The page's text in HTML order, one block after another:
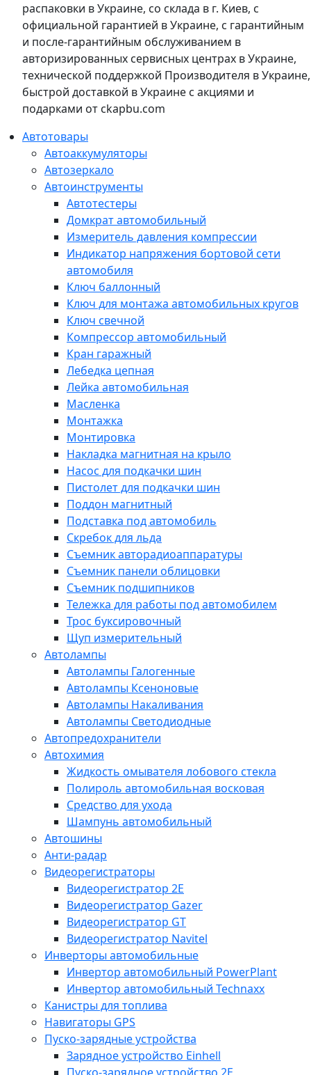
распаковки в Украине, со склада в г. Киев, с
официальной гарантией в Украине, с гарантийным
и после-гарантийным обслуживанием в
авторизированных сервисных центрах в Украине,
технической поддержкой Производителя в Украине,
быстрой доставкой в Украине с акциями и
подарками от ckapbu.com
Автотовары
Автоаккумуляторы
Автозеркало
Автоинструменты
Автотестеры
Домкрат автомобильный
Измеритель давления компрессии
Индикатор напряжения бортовой сети
автомобиля
Ключ баллонный
Ключ для монтажа автомобильных кругов
Ключ свечной
Компрессор автомобильный
Кран гаражный
Лебедка цепная
Лейка автомобильная
Масленка
Монтажка
Монтировка
Накладка магнитная на крыло
Насос для подкачки шин
Пистолет для подкачки шин
Поддон магнитный
Подставка под автомобиль
Скребок для льда
Съемник авторадиоаппаратуры
Съемник панели облицовки
Съемник подшипников
Тележка для работы под автомобилем
Трос буксировочный
Щуп измерительный
Автолампы
Автолампы Галогенные
Автолампы Ксеноновые
Автолампы Накаливания
Автолампы Светодиодные
Автопредохранители
Автохимия
Жидкость омывателя лобового стекла
Полироль автомобильная восковая
Средство для ухода
Шампунь автомобильный
Автошины
Анти-радар
Видеорегистраторы
Видеорегистратор 2E
Видеорегистратор Gazer
Видеорегистратор GT
Видеорегистратор Navitel
Инверторы автомобильные
Инвертор автомобильный PowerPlant
Инвертор автомобильный Technaxx
Канистры для топлива
Навигаторы GPS
Пуско-зарядные устройства
Зарядное устройство Einhell